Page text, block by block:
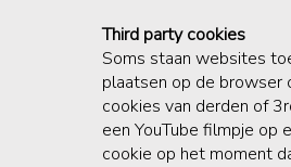
Third party cookies
Soms staan websites
plaatsen op de browser
cookies van derden of
een YouTube filmpje op
cookie op het moment